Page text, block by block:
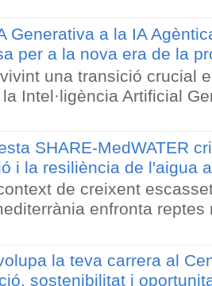
Generativa a la IA
per a la nova era de la
una transició crucial
Intel·ligència Artificial
SHARE-MedWATER
i la resiliència de l'aigua
de creixent
enfronta
la teva carrera al
sostenibilitat i